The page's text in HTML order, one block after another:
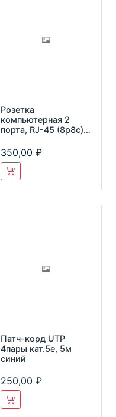
Розетка
компьютерная 2
порта, RJ-45 (8p8c),
внешняя накладная
350,00
Патч-корд UTP
4пары кат.5е, 5м
синий
250,00